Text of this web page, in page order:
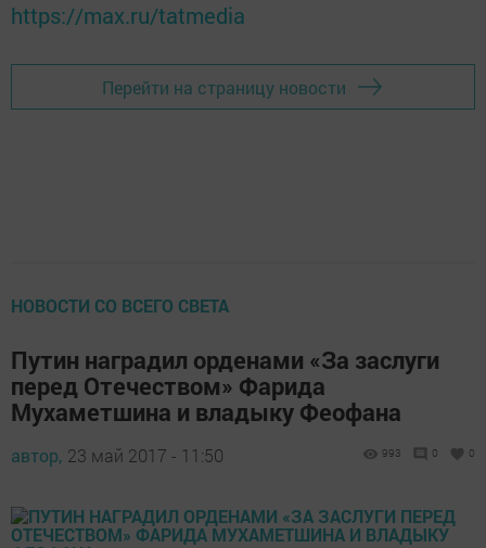
https://max.ru/tatmedia
Перейти на страницу новости
НОВОСТИ СО ВСЕГО СВЕТА
Путин наградил орденами «За заслуги
перед Отечеством» Фарида
Мухаметшина и владыку Феофана
автор, 23 май 2017 - 11:50 993 0 0